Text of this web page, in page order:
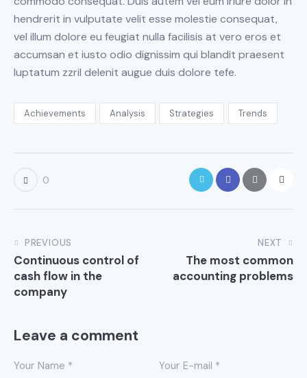
hendrerit in vulputate velit esse molestie consequat,
vel illum dolore eu feugiat nulla facilisis at vero eros et
accumsan et iusto odio dignissim qui blandit praesent
luptatum zzril delenit augue duis dolore tefe.
Achievements Analysis Strategies Trends
0
PREVIOUS
Continuous control of
cash flow in the
company
NEXT
The most common
accounting problems
Leave a comment